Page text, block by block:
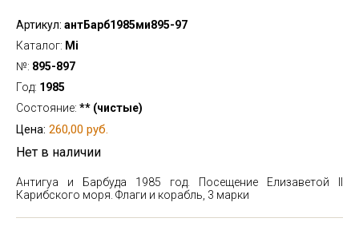
Артикул: антБарб1985ми895-97
Каталог: Mi
№: 895-897
Год: 1985
Состояние: ** (чистые)
Цена: 260,00 руб.
Нет в наличии
Антигуа и Барбуда 1985 год. Посещение Елизаветой II
Карибского моря. Флаги и корабль, 3 марки